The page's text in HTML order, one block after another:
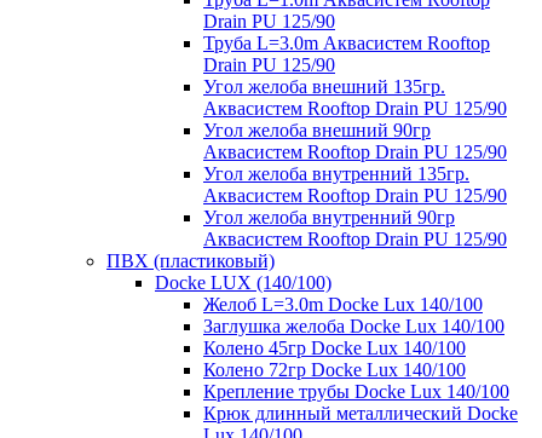
Drain PU 125/90
Труба L=3.0m Аквасистем Rooftop
Drain PU 125/90
Угол желоба внешний 135гр.
Аквасистем Rooftop Drain PU 125/90
Угол желоба внешний 90гр
Аквасистем Rooftop Drain PU 125/90
Угол желоба внутренний 135гр.
Аквасистем Rooftop Drain PU 125/90
Угол желоба внутренний 90гр
Аквасистем Rooftop Drain PU 125/90
ПВХ (пластиковый)
Docke LUX (140/100)
Желоб L=3.0m Docke Lux 140/100
Заглушка желоба Docke Lux 140/100
Колено 45гр Docke Lux 140/100
Колено 72гр Docke Lux 140/100
Крепление трубы Docke Lux 140/100
Крюк длинный металлический Docke